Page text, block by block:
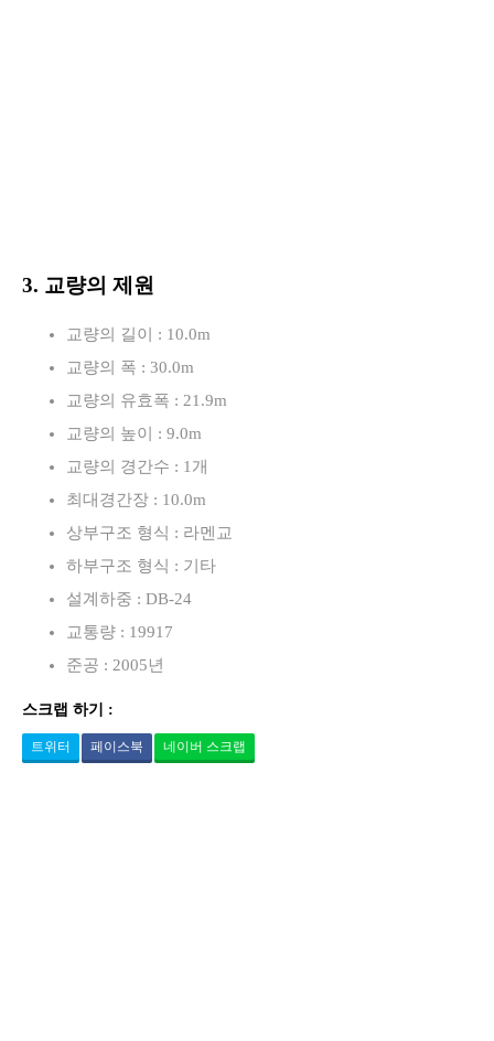
3. 교량의 제원
교량의 길이 : 10.0m
교량의 폭 : 30.0m
교량의 유효폭 : 21.9m
교량의 높이 : 9.0m
교량의 경간수 : 1개
최대경간장 : 10.0m
상부구조 형식 : 라멘교
하부구조 형식 : 기타
설계하중 : DB-24
교통량 : 19917
준공 : 2005년
스크랩 하기 :
트위터 페이스북 네이버 스크랩